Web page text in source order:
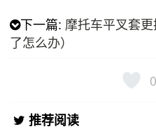
下一篇: 摩托车平叉套
了怎么办）
0
推荐阅读